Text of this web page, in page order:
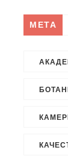
META